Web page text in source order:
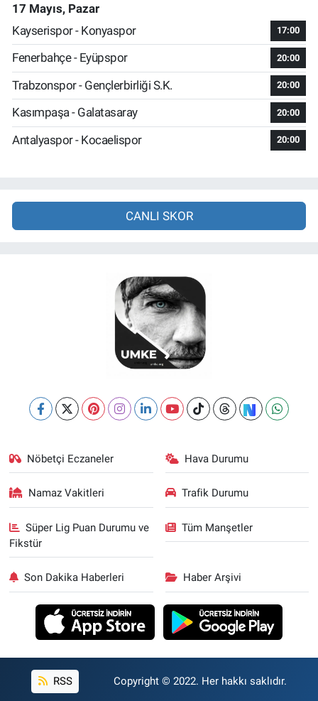
17 Mayıs, Pazar
Kayserispor - Konyaspor
17:00
Fenerbahçe - Eyüpspor 20:00
Trabzonspor - Gençlerbirliği S.K. 20:00
Kasımpaşa - Galatasaray 20:00
Antalyaspor - Kocaelispor 20:00
CANLI SKOR
Nöbetçi Eczaneler Hava Durumu
Namaz Vakitleri Trafik Durumu
Süper Lig Puan Durumu ve
Fikstür
Tüm Manşetler
Son Dakika Haberleri Haber Arşivi
RSS Copyright © 2022. Her hakkı saklıdır.